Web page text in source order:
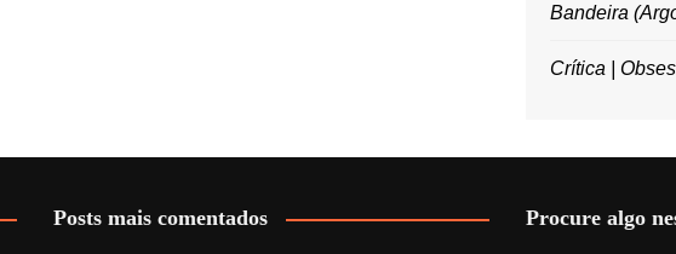
Bandeira
Crítica |
Posts mais comentados Procure algo